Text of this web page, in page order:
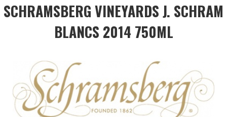
SCHRAMSBERG VINEYARDS J. SCHRAM
BLANCS 2014 750ML